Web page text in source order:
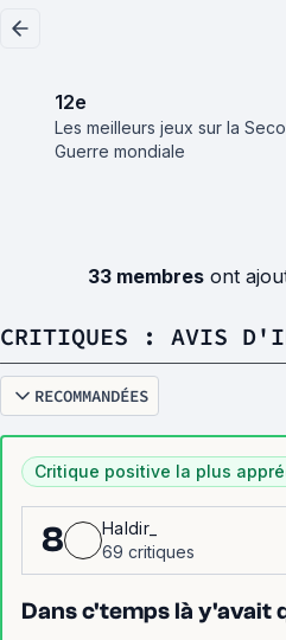
12e
Les meilleurs jeux sur la
Guerre mondiale
33 membres ont
CRITIQUES : AVIS
RECOMMANDÉES
Critique positive la plus
8
Haldir_
69 critiques
Dans c'temps là y'avait